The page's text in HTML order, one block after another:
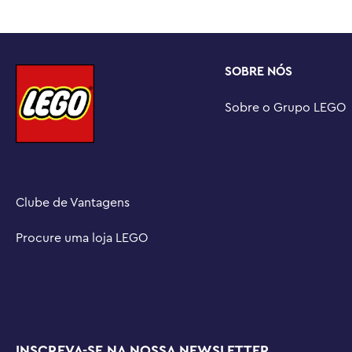
(vendidos separadamente) e com a série online LEGO®
UMA FORMA DIVERTIDA DE CONSTRUIR – O
uma aventura de construção intuitiva, onde elas podem
progresso e ampliar e girar os modelos usando
Clube de Vantagens
Procure uma loja LEGO
SOBRE NÓS
Sobre o Grupo LEGO